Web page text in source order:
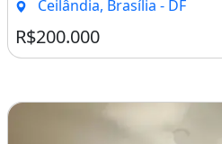
Ceilândia, Brasília - DF
R$200.000